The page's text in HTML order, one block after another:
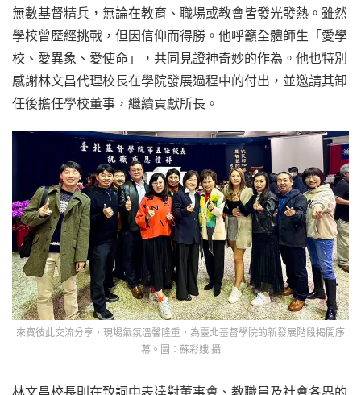
無數基督精兵，無論在教育、職場或教會皆發光發熱。雖然
學校曾歷經挑戰，但因信仰而得勝。他呼籲全體師生「愛學
校、愛異象、愛使命」，共同見證神奇妙的作為。他也特別
感謝林文昌代理校長在學院發展過程中的付出，並邀請其卸
任後擔任學校董事，繼續貢獻所長。
來賓彼此交流分享，現場氣氛溫馨隆重，為臺北基督學院的新發展階段揭開序
幕。圖：蘇彩娥 攝